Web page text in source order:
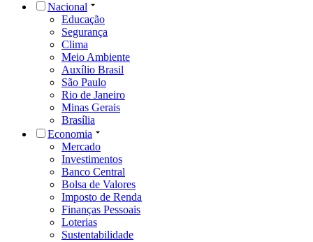
Nacional
Educação
Segurança
Clima
Meio Ambiente
Auxílio Brasil
São Paulo
Rio de Janeiro
Minas Gerais
Brasília
Economia
Mercado
Investimentos
Banco Central
Bolsa de Valores
Imposto de Renda
Finanças Pessoais
Loterias
Sustentabilidade